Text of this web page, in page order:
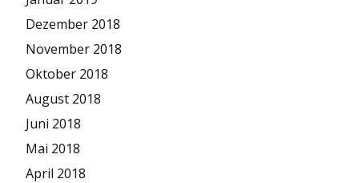
Dezember 2018
November 2018
Oktober 2018
August 2018
Juni 2018
Mai 2018
April 2018